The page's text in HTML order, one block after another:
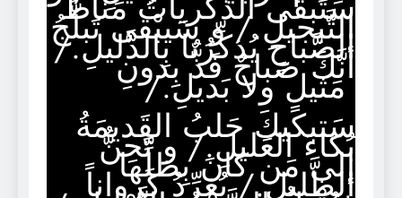
التَّبجيلِ./ و سَيبْقى تَبلُّجُ
الصَّباحِ يُذكِّرُنا بِالدَّليلِ./
أنَّكَ صَباحٌ فَذٌّ بِدونِ
مَثيلٍ ولا بَديلِ./
سَتبكيكَ حَلبُ القَديمَةُ
بُكاءَ العَليلِ./ و تَحِنُّ
إلى مَن كانَ بِظلِّها
الظَّليلِ./ يُغرِّدُ كَرواناً